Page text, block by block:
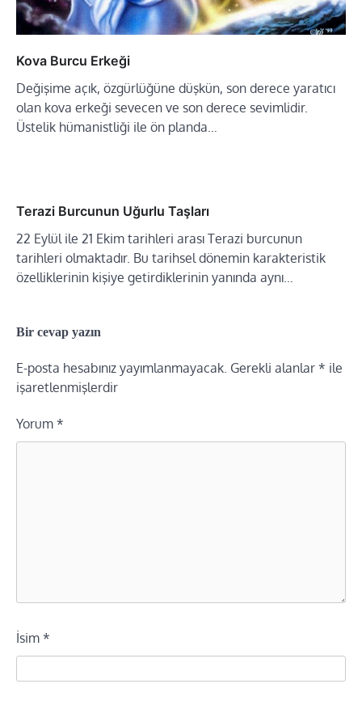
Kova Burcu Erkeği
Değişime açık, özgürlüğüne düşkün, son derece yaratıcı
olan kova erkeği sevecen ve son derece sevimlidir.
Üstelik hümanistliği ile ön planda…
Terazi Burcunun Uğurlu Taşları
22 Eylül ile 21 Ekim tarihleri arası Terazi burcunun
tarihleri olmaktadır. Bu tarihsel dönemin karakteristik
özelliklerinin kişiye getirdiklerinin yanında aynı…
Bir cevap yazın
E-posta hesabınız yayımlanmayacak. Gerekli alanlar * ile
işaretlenmişlerdir
Yorum *
İsim *